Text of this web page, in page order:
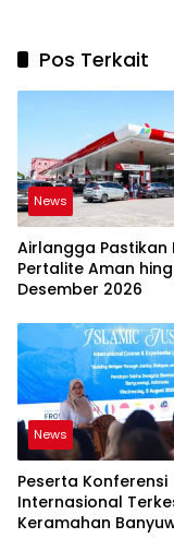
Pos Terkait
News
Airlangga Pastikan
Pertalite Aman
Desember 2026
News
Peserta Konferensi
Internasional
Keramahan